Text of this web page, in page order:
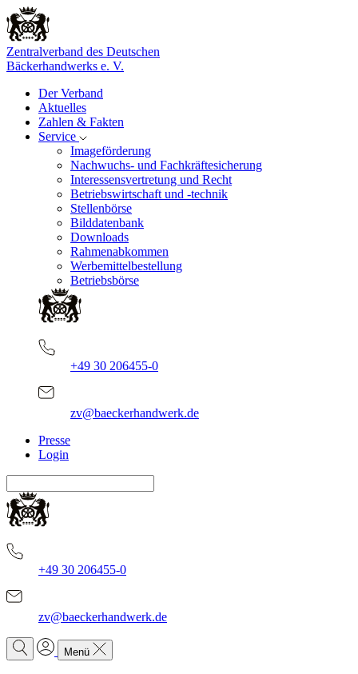
Zentralverband des Deutschen
Bäckerhandwerks e. V.
Der Verband
Aktuelles
Zahlen & Fakten
Service
Imageförderung
Nachwuchs- und Fachkräftesicherung
Interessensvertretung und Recht
Betriebswirtschaft und -technik
Stellenbörse
Bilddatenbank
Downloads
Rahmenabkommen
Werbemittelbestellung
Betriebsbörse
+49 30 206455-0
zv@baeckerhandwerk.de
Presse
Login
+49 30 206455-0
zv@baeckerhandwerk.de
Menü